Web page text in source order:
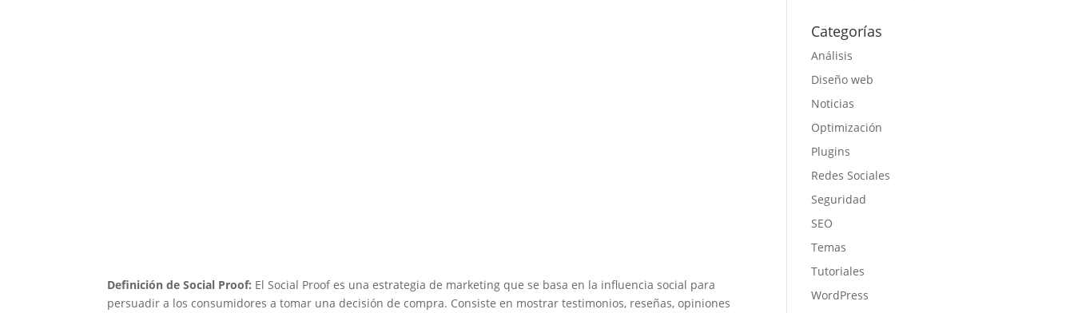
Definición de Social Proof: El Social Proof es una estrategia de marketing que se basa en la influencia social para
persuadir a los consumidores a tomar una decisión de compra. Consiste en mostrar testimonios, reseñas, opiniones
Categorías
Análisis
Diseño web
Noticias
Optimización
Plugins
Redes Sociales
Seguridad
SEO
Temas
Tutoriales
WordPress